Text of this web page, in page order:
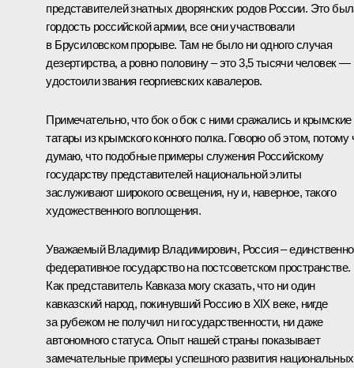
представителей знатных дворянских родов России. Это
гордость российской армии, все они участвовали
в Брусиловском прорыве. Там не было ни одного случая
дезертирства, а ровно половину – это 3,5 тысячи человек —
удостоили звания георгиевских кавалеров.
Примечательно, что бок о бок с ними сражались и крымские
татары из крымского конного полка. Говорю об этом, потому
думаю, что подобные примеры служения Российскому
государству представителей национальной элиты
заслуживают широкого освещения, ну и, наверное, такого
художественного воплощения.
Уважаемый Владимир Владимирович, Россия –
федеративное государство на постсоветском пространстве.
Как представитель Кавказа могу сказать, что ни один
кавказский народ, покинувший Россию в XIX веке, нигде
за рубежом не получил ни государственности, ни даже
автономного статуса. Опыт нашей страны показывает
замечательные примеры успешного развития национальных